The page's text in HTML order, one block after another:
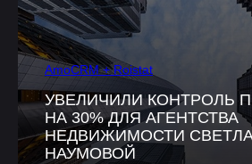
AmoCRM + Roistat
УВЕЛИЧИЛИ КОНТРОЛЬ
НА 30% ДЛЯ АГЕНТСТВА
НЕДВИЖИМОСТИ
НАУМОВОЙ